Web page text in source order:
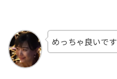
めっちゃ良いで